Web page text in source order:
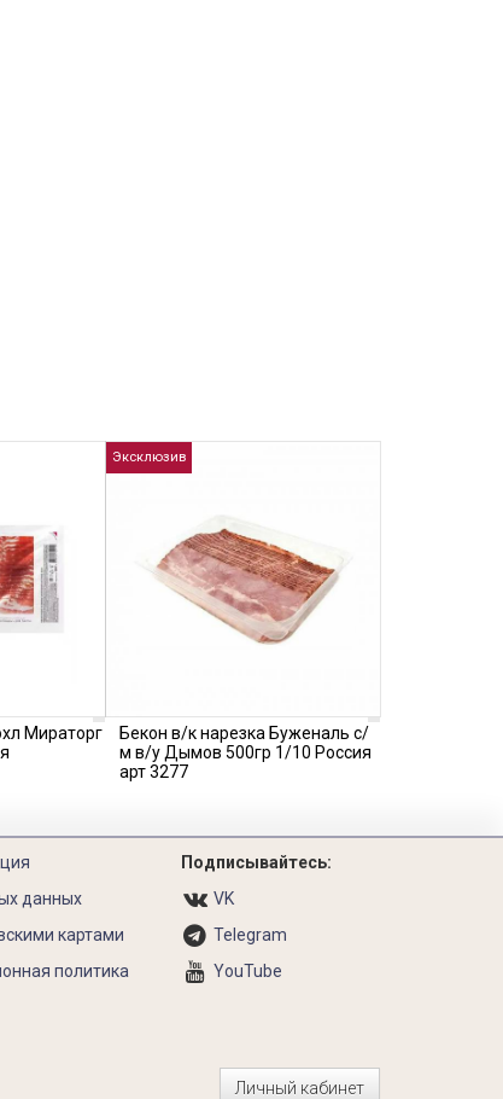
Мираторг
Эксклюзив
Бекон в/к нарезка Буженаль с/
м в/у Дымов 500гр 1/10 Россия
арт 3277
данных
картами
политика
Подписывайтесь:
VK
Telegram
YouTube
Личный кабинет